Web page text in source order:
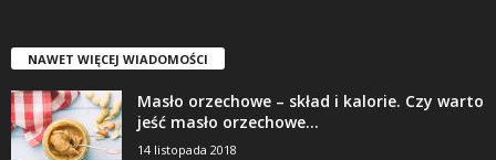
NAWET WIĘCEJ WIADOMOŚCI
Masło orzechowe – skład i kalorie. Czy warto
jeść masło orzechowe...
14 listopada 2018